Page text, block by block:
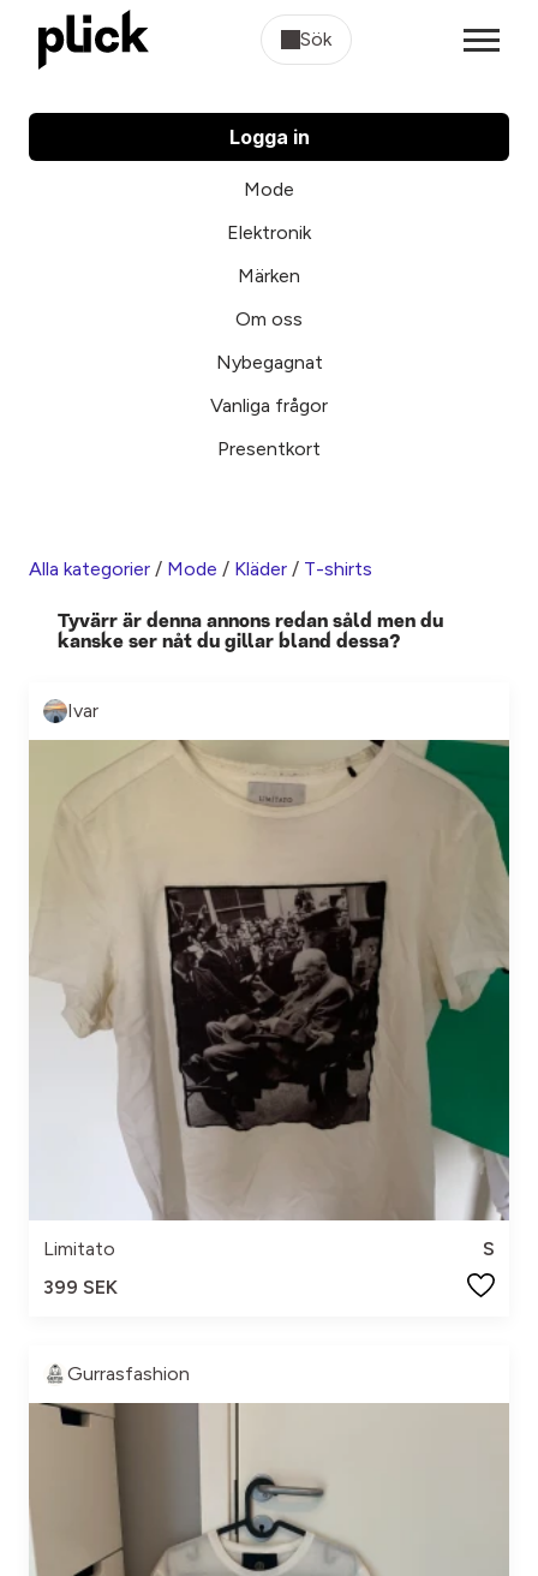
Sök
Logga in
Mode
Elektronik
Märken
Om oss
Nybegagnat
Vanliga frågor
Presentkort
Alla kategorier / Mode / Kläder / T-shirts
Tyvärr är denna annons redan såld men du
kanske ser nåt du gillar bland dessa?
Ivar
Limitato
S
399 SEK
Gurrasfashion